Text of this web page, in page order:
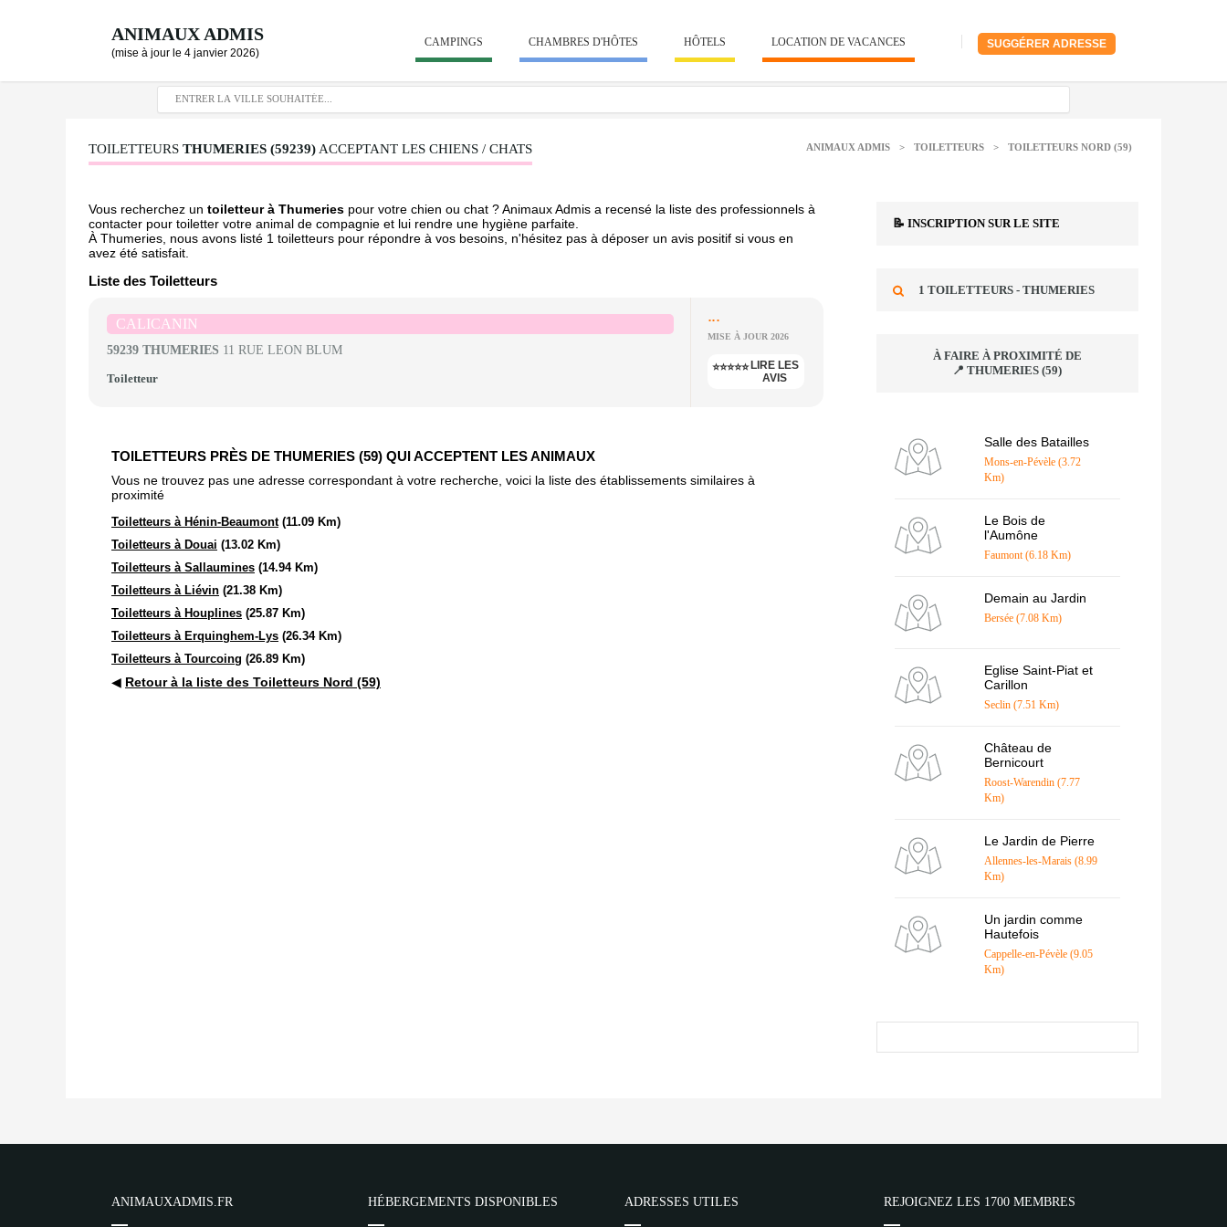
ANIMAUX ADMIS
(mise à jour le 4 janvier 2026)
SUGGÉRER ADRESSE
CAMPINGS CHAMBRES D'HÔTES HÔTELS LOCATION DE VACANCES
TOILETTEURS THUMERIES (59239) ACCEPTANT LES CHIENS / CHATS ANIMAUX ADMIS > TOILETTEURS > TOILETTEURS NORD (59)
Vous recherchez un toiletteur à Thumeries pour votre chien ou chat ? Animaux Admis a recensé la liste des professionnels à
contacter pour toiletter votre animal de compagnie et lui rendre une hygiène parfaite.
À Thumeries, nous avons listé 1 toiletteurs pour répondre à vos besoins, n'hésitez pas à déposer un avis positif si vous en
avez été satisfait.
Liste des Toiletteurs
CALICANIN
59239 THUMERIES 11 RUE LEON BLUM
Toiletteur
...
MISE À JOUR 2026
⭐⭐⭐⭐⭐ LIRE LES
AVIS
TOILETTEURS PRÈS DE THUMERIES (59) QUI ACCEPTENT LES ANIMAUX
Vous ne trouvez pas une adresse correspondant à votre recherche, voici la liste des établissements similaires à
proximité
Toiletteurs à Hénin-Beaumont(11.09 Km)
Toiletteurs à Douai (13.02 Km)
Toiletteurs à Sallaumines (14.94 Km)
Toiletteurs à Liévin (21.38 Km)
Toiletteurs à Houplines (25.87 Km)
Toiletteurs à Erquinghem-Lys (26.34 Km)
Toiletteurs à Tourcoing (26.89 Km)
◀ Retour à la liste des Toiletteurs Nord (59)
📝 INSCRIPTION SUR LE SITE
1 TOILETTEURS - THUMERIES
À FAIRE À PROXIMITÉ DE
📍 THUMERIES (59)
Salle des Batailles
Mons-en-Pévèle (3.72
Km)
Le Bois de
l'Aumône
Faumont (6.18 Km)
Demain au Jardin
Bersée (7.08 Km)
Eglise Saint-Piat et
Carillon
Seclin (7.51 Km)
Château de
Bernicourt
Roost-Warendin (7.77
Km)
Le Jardin de Pierre
Allennes-les-Marais (8.99
Km)
Un jardin comme
Hautefois
Cappelle-en-Pévèle (9.05
Km)
ANIMAUXADMIS.FR HÉBERGEMENTS DISPONIBLES ADRESSES UTILES REJOIGNEZ LES 1700 MEMBRES